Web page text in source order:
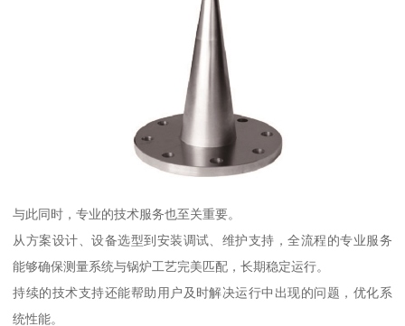
与此同时，专业的技术服务也至关重要。
从方案设计、设备选型到安装调试、维护支持，全流程的专业服务
能够确保测量系统与锅炉工艺完美匹配，长期稳定运行。
持续的技术支持还能帮助用户及时解决运行中出现的问题，优化系
统性能。